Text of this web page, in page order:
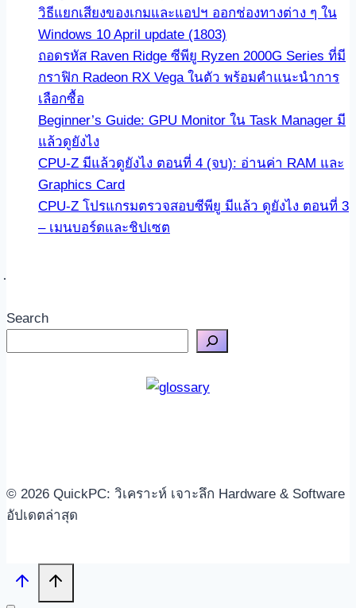
วิธีแยกเสียงของเกมและแอปฯ ออกช่องทางต่าง ๆ ใน
Windows 10 April update (1803)
ถอดรหัส Raven Ridge ซีพียู Ryzen 2000G Series ที่มี
กราฟิก Radeon RX Vega ในตัว พร้อมคำแนะนำการ
เลือกซื้อ
Beginner’s Guide: GPU Monitor ใน Task Manager มี
แล้วดูยังไง
CPU-Z มีแล้วดูยังไง ตอนที่ 4 (จบ): อ่านค่า RAM และ
Graphics Card
CPU-Z โปรแกรมตรวจสอบซีพียู มีแล้ว ดูยังไง ตอนที่ 3
– เมนบอร์ดและชิปเซต
Search
© 2026 QuickPC: วิเคราะห์ เจาะลึก Hardware & Software
อัปเดตล่าสุด